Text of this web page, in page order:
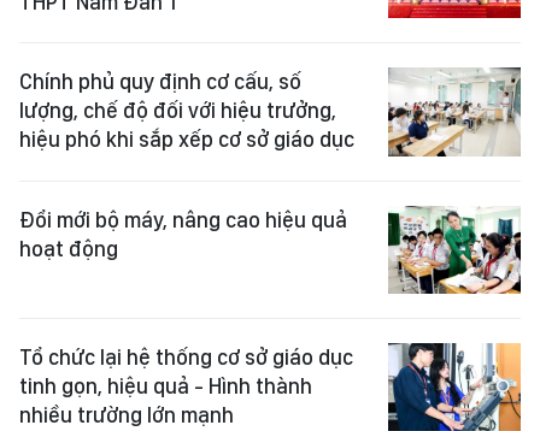
Chính phủ quy định cơ cấu, số
lượng, chế độ đối với hiệu trưởng,
hiệu phó khi sắp xếp cơ sở giáo dục
Đổi mới bộ máy, nâng cao hiệu quả
hoạt động
Tổ chức lại hệ thống cơ sở giáo dục
tinh gọn, hiệu quả - Hình thành
nhiều trường lớn mạnh